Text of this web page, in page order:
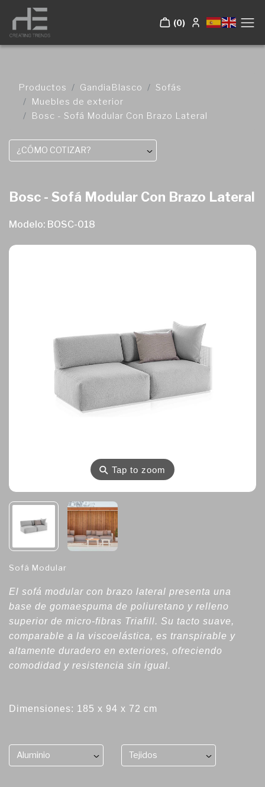
(0)
Productos GandiaBlasco
Sofás
Muebles de exterior
Bosc - Sofá Modular Con Brazo Lateral
¿CÓMO COTIZAR?
Bosc - Sofá Modular Con Brazo Lateral
Modelo: BOSC-018
⚲Tap to zoom
Sofá Modular
El sofá modular con brazo lateral presenta una
base de gomaespuma de poliuretano y relleno
superior de micro-fibras Triafill. Su tacto suave,
comparable a la viscoelástica, es transpirable y
altamente duradero en exteriores, ofreciendo
comodidad y resistencia sin igual.
Dimensiones: 185 x 94 x 72 cm
Aluminio Tejidos